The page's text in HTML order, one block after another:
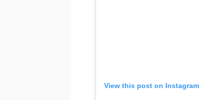
View this post on Instagram